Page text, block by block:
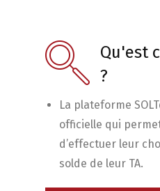
Qu'est
?
La plateforme
officielle qui
d’effectuer leur
solde de leur TA.